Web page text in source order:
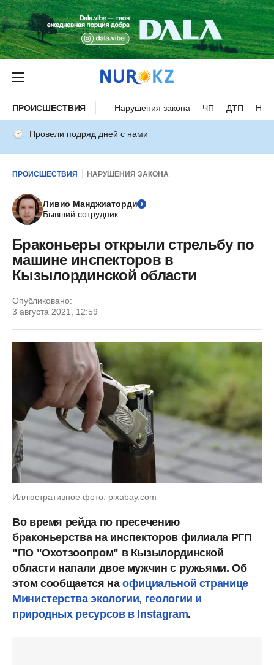
ПРОИСШЕСТВИЯ Нарушения закона ЧП ДТП
Провели подряд дней с нами
ПРОИСШЕСТВИЯ НАРУШЕНИЯ ЗАКОНА
Ливио Манджиаторди
Бывший сотрудник
Браконьеры открыли стрельбу по
машине инспекторов в
Кызылординской области
Опубликовано:
3 августа 2021, 12:59
Иллюстративное фото: pixabay.com
Во время рейда по пресечению
браконьерства на инспекторов филиала РГП
"ПО "Охотзоопром" в Кызылординской
области напали двое мужчин с ружьями. Об
этом сообщается наофициальной странице
Министерства экологии, геологии и
природных ресурсов в Instagram.